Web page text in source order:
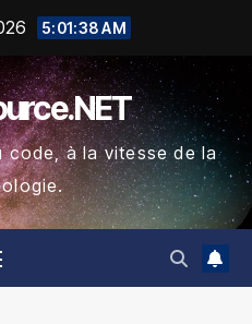
5:01:39 AM
code, à la vitesse de la